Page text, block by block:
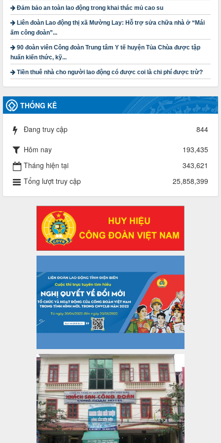
3716/TLD-TC
Công văn hướng dẫn công tác quả lý tài chính, tài sản công
đoàn khi đơn vị sát nhập, chấm dứt hoạt động
Thời gian đăng: 13/04/2025
lượt xem: 2003 | lượt tải:719
60/TB-LĐLĐ
Thông báo công khai dự toán thu, chi tài chính công đoàn
Thời gian đăng: 28/04/2025
lượt xem: 816 | lượt tải:284
485/QĐ-LĐLĐ
nhà nước năm 2024
Thời gian đăng: 29/04/2025
lượt xem: 915 | lượt tải:253
2930/TLĐ-TC
LĐLĐ Việt Nam về việc quy định tỷ lệ phân phối tự động
KPCĐ 2% qua tài khoản Công đoàn Việt Nam về các cấp
Công đoàn năm 2025
Thời gian đăng: 06/01/2025
lượt xem: 1066 | lượt tải:437
47-TTCĐ/BTGTU
máy của hệ thống chính trị tinh gọn, hoạt động hiệu lực, hiệu
Thời gian đăng: 25/12/2024
lượt xem: 1221 | lượt tải:339
37/HD-TLĐ
Hướng dẫn Công đoàn với việc tổ chức và hoạt động của
Ban Thanh tra Nhân dân
lượt xem: 4943 | lượt tải:1349
35/HD-TLĐ
Hướng dẫn thực hiện một số nội dung chi liên quan đến
công tác kiểm tra, giám sát tại Công đoàn cơ sở
Thời gian đăng: 27/12/2024
lượt xem: 2072 | lượt tải:503
50/2024/QH/15
Luật Công đoàn 2024
Thời gian đăng: 25/12/2024
Đảm bảo an toàn lao động trong khai thác mủ cao su
Liên đoàn Lao động thị xã Mường Lay: Hỗ trợ sửa chữa nhà ở “Mái
ấm công đoàn”...
90 đoàn viên Công đoàn Trung tâm Y tế huyện Tủa Chùa được tập
huấn kiến thức, kỹ...
Tiền thuê nhà cho người lao động có được coi là chi phí được trừ?
THỐNG KÊ
Đang truy cập 844
Hôm nay
193,435
Tháng hiện tại
343,621
Tổng lượt truy cập
25,858,399